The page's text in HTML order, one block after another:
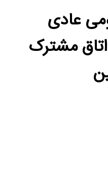
عادی
مشترک